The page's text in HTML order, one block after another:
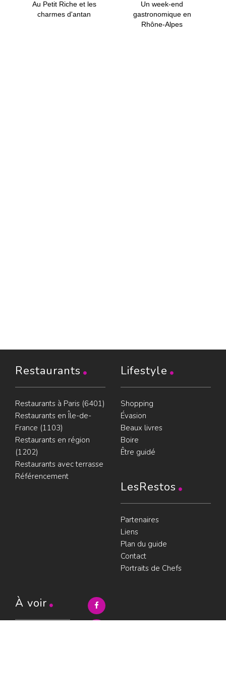
Au Petit Riche et les
charmes d'antan
Un week-end
gastronomique en
Rhône-Alpes
Restaurants
Restaurants à Paris (6401)
Restaurants en Île-de-
France (1103)
Restaurants en région
(1202)
Restaurants avec terrasse
Référencement
Lifestyle
Shopping
Évasion
Beaux livres
Boire
Être guidé
LesRestos
Partenaires
Liens
Plan du guide
Contact
Portraits de Chefs
À voir